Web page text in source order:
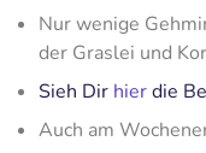
Nur wenige
der Graslei und
Sieh Dir hierdie
Auch am